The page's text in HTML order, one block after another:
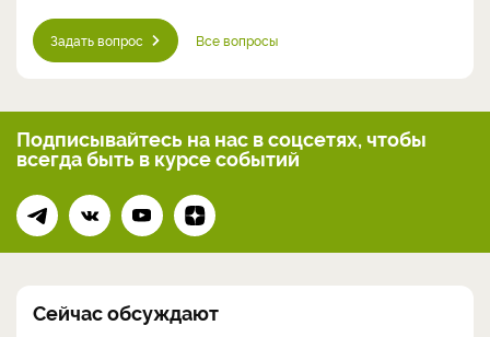
Задать вопрос Все вопросы
Подписывайтесь на нас в соцсетях, чтобы
всегдабыть в курсе событий
Сейчас обсуждают